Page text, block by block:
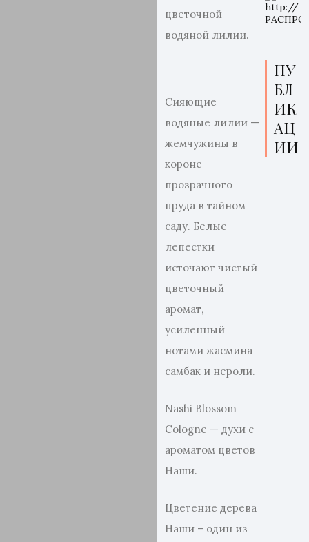
цветочной
водяной лилии.
Сияющие
водяные лилии —
жемчужины в
короне
прозрачного
пруда в тайном
саду. Белые
лепестки
источают чистый
цветочный
аромат,
усиленный
нотами жасмина
самбак и нероли.
Nashi Blossom
Cologne — духи с
ароматом цветов
Наши.
Цветение дерева
Наши – один из
ПУ
БЛ
ИК
АЦ
ИИ